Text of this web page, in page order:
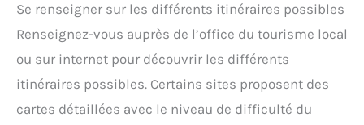
Se renseigner sur les différents itinéraires possibles
Renseignez-vous auprès de l’office du tourisme local
ou sur internet pour découvrir les différents
itinéraires possibles. Certains sites proposent des
cartes détaillées avec le niveau de difficulté du